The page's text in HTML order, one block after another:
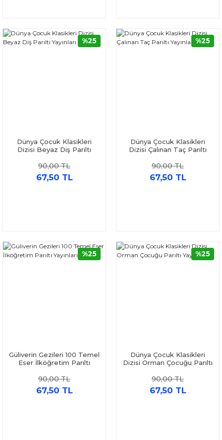
Dünya Çocuk Klasikleri
Dizisi Beyaz Diş Parıltı
90,00 TL
67,50 TL
%25
Dünya Çocuk Klasikleri
Dizisi Çalınan Taç Parıltı
90,00 TL
67,50 TL
%25
Güliverin Gezileri 100 Temel
Eser İlköğretim Parıltı
90,00 TL
67,50 TL
%25
Dünya Çocuk Klasikleri
Dizisi Orman Çocuğu Parıltı
90,00 TL
67,50 TL
%25